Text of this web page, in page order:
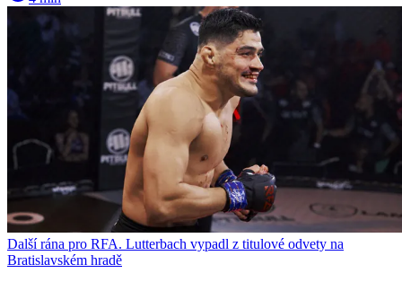
Další rána pro RFA. Lutterbach vypadl z titulové odvety na
Bratislavském hradě